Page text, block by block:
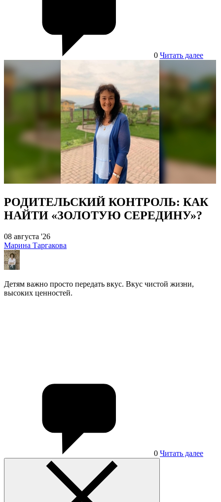
0 Читать далее
РОДИТЕЛЬСКИЙ КОНТРОЛЬ: КАК
НАЙТИ «ЗОЛОТУЮ СЕРЕДИНУ»?
08 августа '26
Марина Таргакова
Детям важно просто передать вкус. Вкус чистой жизни,
высоких ценностей.
0 Читать далее